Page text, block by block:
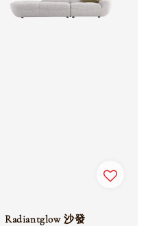
Radiantglow 沙發